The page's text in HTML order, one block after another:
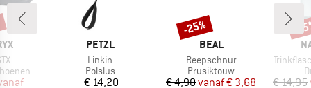
prijs
MERK
PETZL
Artikel
Linkin
Productgroep
Polslus
Prijs
€ 14,20
MERK
BEAL
Artikel
Reepschnur
Productgroep
Prusiktouw
Prijs
€ 4,90 Verlaagde prijs
vanaf€ 3,68
Korting
-25%
Artikel
€ 14,95
-